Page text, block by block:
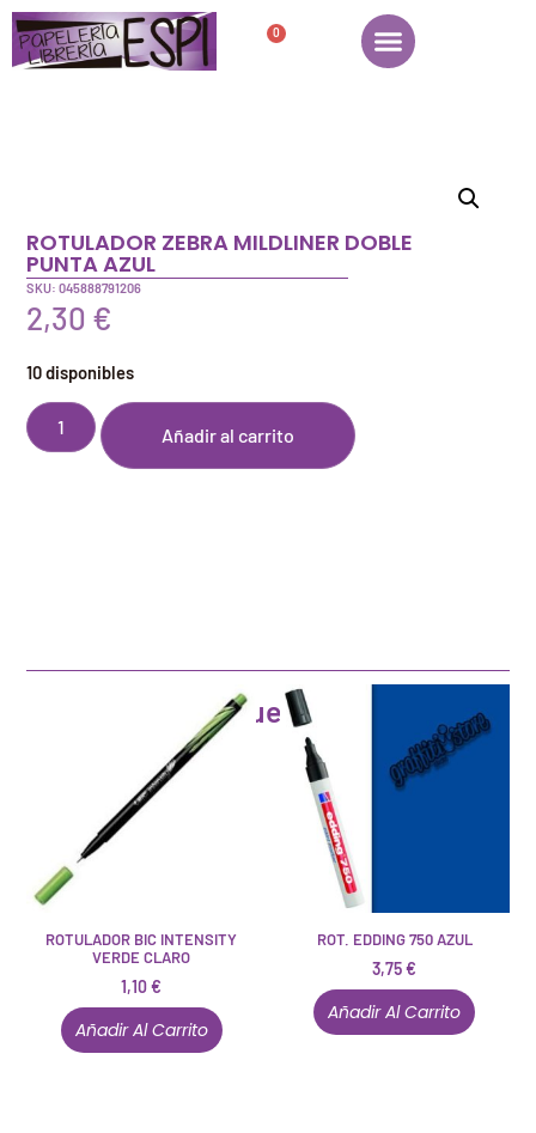
0
ROTULADOR ZEBRA MILDLINER DOBLE
PUNTA AZUL
SKU: 045888791206
2,30 €
10 disponibles
Añadir al carrito
Artículos que pueden interesarte
ROTULADOR BIC INTENSITY
VERDE CLARO
1,10€
Añadir Al Carrito
ROT. EDDING 750 AZUL
3,75€
Añadir Al Carrito